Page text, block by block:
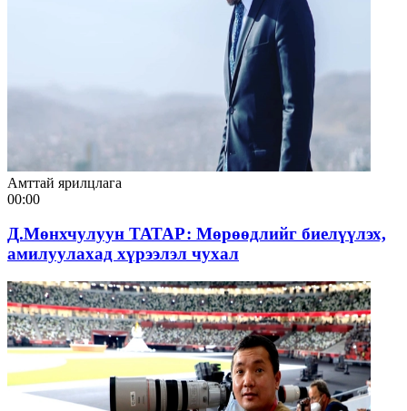
Амттай ярилцлага
00:00
Д.Мөнхчулуун ТАТАР: Мөрөөдлийг биелүүлэх,
амилуулахад хүрээлэл чухал